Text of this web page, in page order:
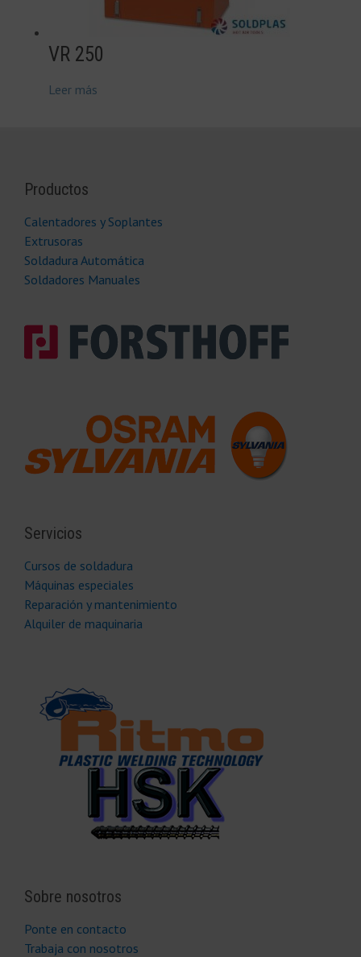
VR 250
Leer más
Productos
Calentadores y Soplantes
Extrusoras
Soldadura Automática
Soldadores Manuales
Servicios
Cursos de soldadura
Máquinas especiales
Reparación y mantenimiento
Alquiler de maquinaria
Sobre nosotros
Ponte en contacto
Trabaja con nosotros